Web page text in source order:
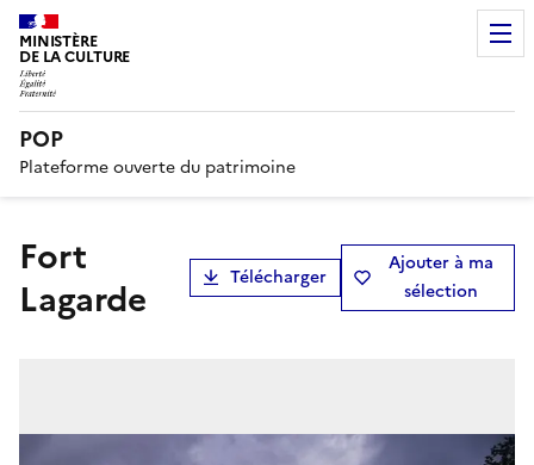
MINISTÈRE
DE LA CULTURE
POP
Plateforme ouverte du patrimoine
fort
Lagarde
Télécharger
Ajouter à ma
sélection